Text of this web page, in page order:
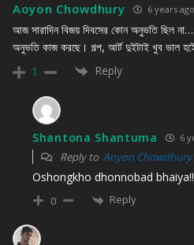
Aoyon Chowdhury 6 years ago
আজ সারাদিন বিজয় দিবসের কোন অনুভতি ছিল
অনুভতি কাজ করছে। গল্প, আর্ট দুইটাই খুব ভাল
1
Reply
Shantona Shantuma 6
Reply to Aoyon Chowdhury
Oshongkho dhonnobad bhaiya!!
0 Reply